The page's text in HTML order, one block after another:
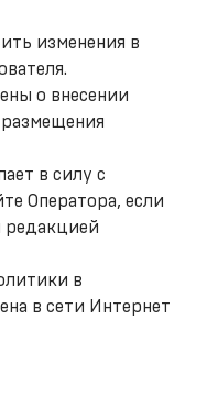
изменения в
о внесении
в силу с
Оператора, если
редакцией
в
в сети Интернет